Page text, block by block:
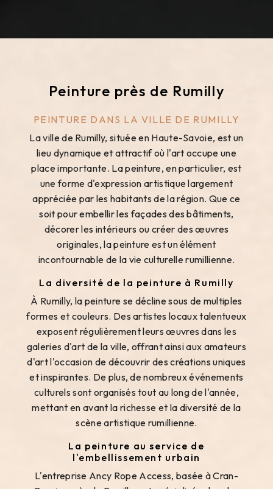
Peinture près de Rumilly
PEINTURE DANS LA VILLE DE RUMILLY
La ville de Rumilly, située en Haute-Savoie, est un
lieu dynamique et attractif où l'art occupe une
place importante. La peinture, en particulier, est
une forme d'expression artistique largement
appréciée par les habitants de la région. Que ce
soit pour embellir les façades des bâtiments,
décorer les intérieurs ou créer des œuvres
originales, la peinture est un élément
incontournable de la vie culturelle rumillienne.
La diversité de la peinture à Rumilly
À Rumilly, la peinture se décline sous de multiples
formes et couleurs. Des artistes locaux talentueux
exposent régulièrement leurs œuvres dans les
galeries d'art de la ville, offrant ainsi aux amateurs
d'art l'occasion de découvrir des créations uniques
et inspirantes. De plus, de nombreux événements
culturels sont organisés tout au long de l'année,
mettant en avant la richesse et la diversité de la
scène artistique rumillienne.
La peinture au service de
l'embellissement urbain
L'entreprise Ancy Rope Access, basée à Cran-